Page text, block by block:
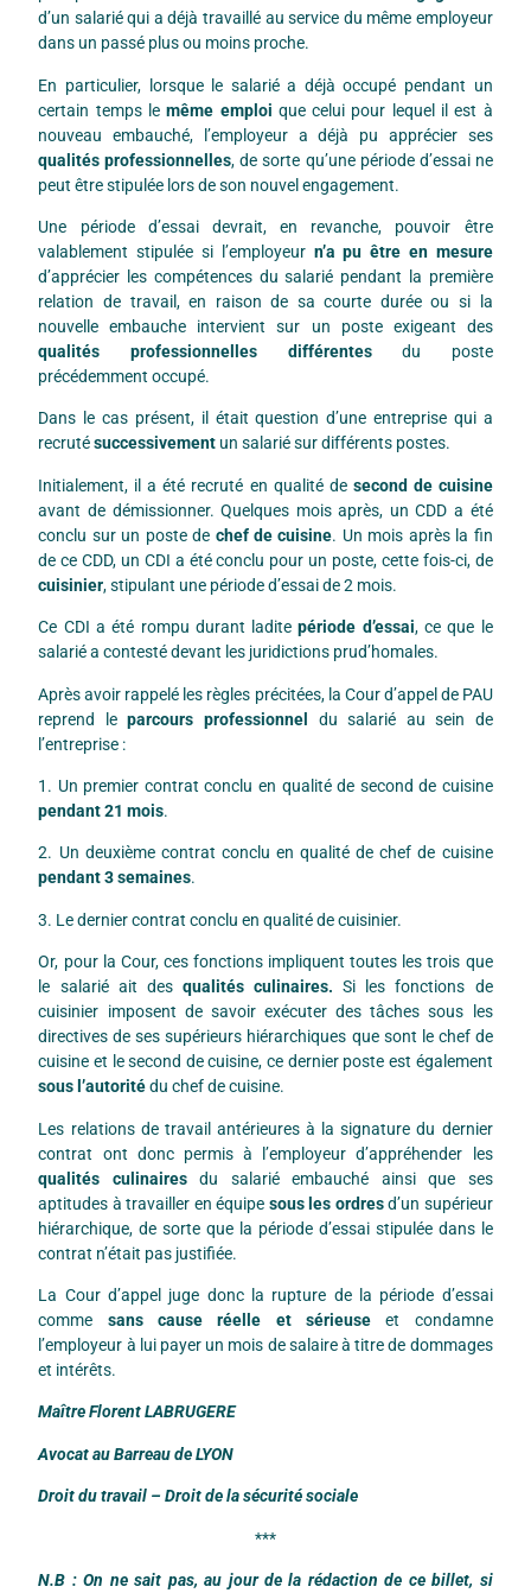
d’un salarié qui a déjà travaillé au service du même employeur
dans un passé plus ou moins proche.
En particulier, lorsque le salarié a déjà occupé pendant un
certain temps lemême emploi que celui pour lequel il est à
nouveau embauché, l’employeur a déjà pu apprécier ses
qualités professionnelles, de sorte qu’une période d’essai ne
peut être stipulée lors de son nouvel engagement.
Une période d’essai devrait, en revanche, pouvoir être
valablement stipulée si l’employeur n’a pu être en mesure
d’apprécier les compétences du salarié pendant la première
relation de travail, en raison de sa courte durée ou si la
nouvelle embauche intervient sur un poste exigeant des
qualités professionnelles différentesdu poste
précédemment occupé.
Dans le cas présent, il était question d’une entreprise qui a
recrutésuccessivement un salarié sur différents postes.
Initialement, il a été recruté en qualité desecond de cuisine
avant de démissionner. Quelques mois après, un CDD a été
conclu sur un poste de chef de cuisine. Un mois après la fin
de ce CDD, un CDI a été conclu pour un poste, cette fois-ci, de
cuisinier, stipulant une période d’essai de 2 mois.
Ce CDI a été rompu durant laditepériode d’essai, ce que le
salarié a contesté devant les juridictions prud’homales.
Après avoir rappelé les règles précitées, la Cour d’appel de PAU
reprend leparcours professionnel du salarié au sein de
l’entreprise :
1. Un premier contrat conclu en qualité de second de cuisine
pendant 21 mois.
2. Un deuxième contrat conclu en qualité de chef de cuisine
pendant 3 semaines.
3. Le dernier contrat conclu en qualité de cuisinier.
Or, pour la Cour, ces fonctions impliquent toutes les trois que
le salarié ait des qualités culinaires.Si les fonctions de
cuisinier imposent de savoir exécuter des tâches sous les
directives de ses supérieurs hiérarchiques que sont le chef de
cuisine et le second de cuisine, ce dernier poste est également
sous l’autoritédu chef de cuisine.
Les relations de travail antérieures à la signature du dernier
contrat ont donc permis à l’employeur d’appréhender les
qualités culinairesdu salarié embauché ainsi que ses
aptitudes à travailler en équipe sous les ordresd’un supérieur
hiérarchique, de sorte que la période d’essai stipulée dans le
contrat n’était pas justifiée.
La Cour d’appel juge donc la rupture de la période d’essai
comme sans cause réelle et sérieuseet condamne
l’employeur à lui payer un mois de salaire à titre de dommages
et intérêts.
Maître Florent LABRUGERE
Avocat au Barreau de LYON
Droit du travail – Droit de la sécurité sociale
***
N.B : On ne sait pas, au jour de la rédaction de ce billet, si